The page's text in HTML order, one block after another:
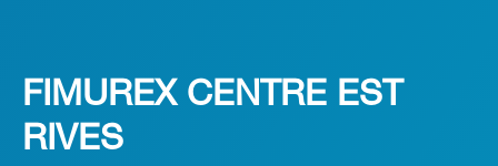
FIMUREX CENTRE EST
RIVES